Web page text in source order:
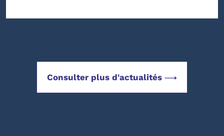
Consulter plus d'actualités